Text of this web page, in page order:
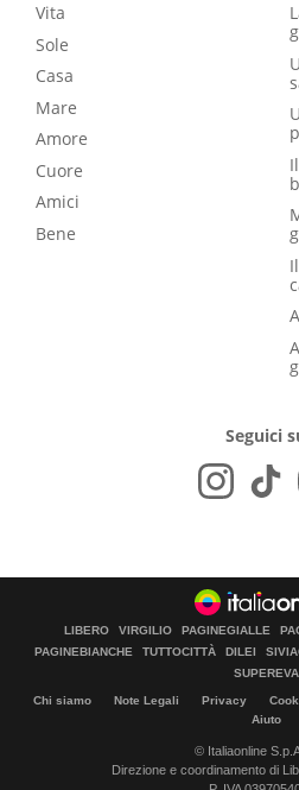
Vita
Sole
Casa
Mare
Amore
Cuore
Amici
Bene
Seguici
LIBERO VIRGILIO PAGINEGIALLE
PAGINEBIANCHE
TUTTOCITTÀ DILEI
SUPEREVA
Chi siamo Note Legali Privacy
Aiuto
© Italiaonline
Direzione e coordinamento di